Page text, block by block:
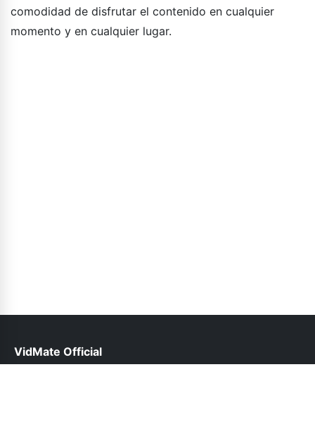
comodidad de disfrutar el contenido en cualquier
momento y en cualquier lugar.
VidMate Official